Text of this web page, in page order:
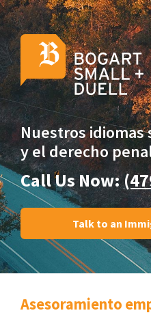
Nuestros idiomas
y el derecho
Call Us Now:
Talk to an
Asesoramiento